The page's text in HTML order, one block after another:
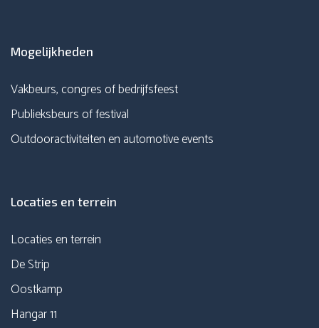
Mogelijkheden
Vakbeurs, congres of bedrijfsfeest
Publieksbeurs of festival
Outdooractiviteiten en automotive events
Locaties en terrein
Locaties en terrein
De Strip
Oostkamp
Hangar 11